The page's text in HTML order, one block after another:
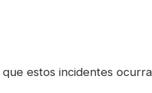
estos incidentes